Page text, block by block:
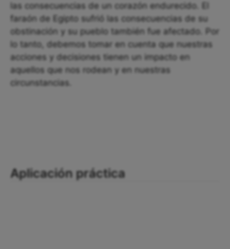
las consecuencias de un corazón endurecido. El
faraón de Egipto sufrió las consecuencias de su
obstinación y su pueblo también fue afectado. Por
lo tanto, debemos tomar en cuenta que nuestras
acciones y decisiones tienen un impacto en
aquellos que nos rodean y en nuestras
circunstancias.
Aplicación práctica